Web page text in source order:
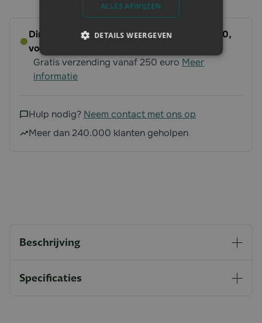
Direct leverbaar - Bestel voor dinsdag 14:00,
volgende werkdag op ’t erf
Gratis verzending vanaf 250 euro Meer
informatie
Hulp nodig? Neem contact met ons op
Meer dan 240.000 klanten geholpen
Beschrijving
Specificaties
ALLES AFWIJZEN
DETAILS WEERGEVEN